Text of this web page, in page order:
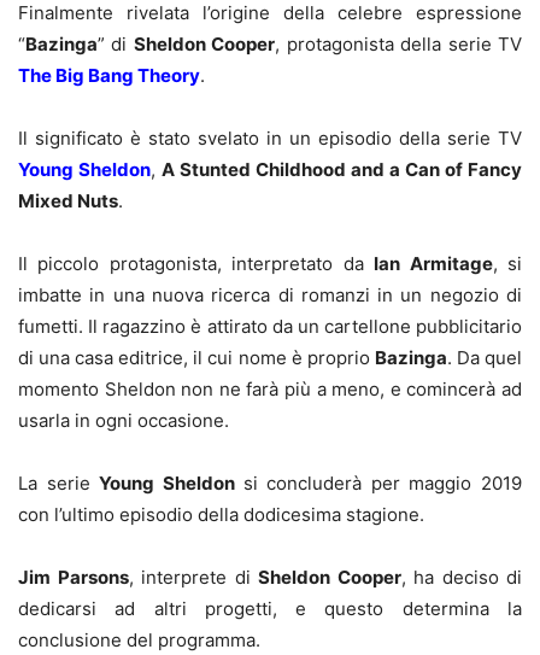
Finalmente rivelata l’origine della celebre espressione
“Bazinga” di Sheldon Cooper, protagonista della serie TV
The Big Bang Theory.
Il significato è stato svelato in un episodio della serie TV
Young Sheldon, A Stunted Childhood and a Can of Fancy
Mixed Nuts.
Il piccolo protagonista, interpretato da Ian Armitage, si
imbatte in una nuova ricerca di romanzi in un negozio di
fumetti. Il ragazzino è attirato da un cartellone pubblicitario
di una casa editrice, il cui nome è proprio Bazinga. Da quel
momento Sheldon non ne farà più a meno, e comincerà ad
usarla in ogni occasione.
La serieYoung Sheldon si concluderà per maggio 2019
con l’ultimo episodio della dodicesima stagione.
Jim Parsons, interprete di Sheldon Cooper, ha deciso di
dedicarsi ad altri progetti, e questo determina la
conclusione del programma.